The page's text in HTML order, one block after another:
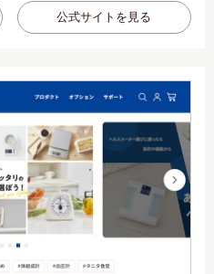
公式サイトを見る